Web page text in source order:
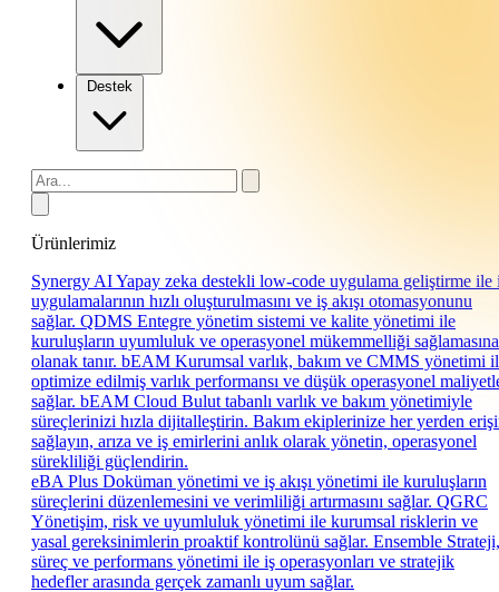
Destek
Ürünlerimiz
Synergy AIYapay zeka destekli low-code uygulama geliştirme ile
uygulamalarının hızlı oluşturulmasını ve iş akışı otomasyonunu
sağlar. QDMS Entegre yönetim sistemi ve kalite yönetimi ile
kuruluşların uyumluluk ve operasyonel mükemmelliği sağlamasına
olanak tanır. bEAM Kurumsal varlık, bakım ve CMMS yönetimi
optimize edilmiş varlık performansı ve düşük operasyonel
sağlar. bEAM Cloud Bulut tabanlı varlık ve bakım yönetimiyle
süreçlerinizi hızla dijitalleştirin. Bakım ekiplerinize her yerden
sağlayın, arıza ve iş emirlerini anlık olarak yönetin, operasyonel
sürekliliği güçlendirin.
eBA Plus Doküman yönetimi ve iş akışı yönetimi ile kuruluşların
süreçlerini düzenlemesini ve verimliliği artırmasını sağlar. QGRC
Yönetişim, risk ve uyumluluk yönetimi ile kurumsal risklerin ve
yasal gereksinimlerin proaktif kontrolünü sağlar. Ensemble Strateji,
süreç ve performans yönetimi ile iş operasyonları ve stratejik
hedefler arasında gerçek zamanlı uyum sağlar.